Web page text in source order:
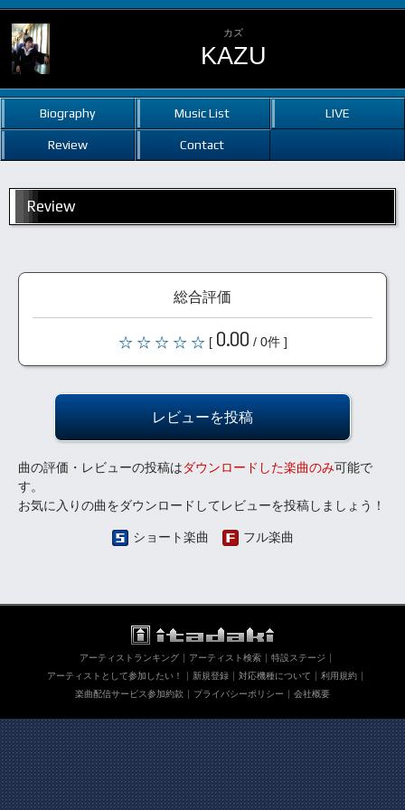
カズ
KAZU
Biography Music List LIVE
Review Contact
Review
総合評価
[ 0.00 / 0件 ]
レビューを投稿
曲の評価・レビューの投稿はダウンロードした楽曲のみ可能で
す。
お気に入りの曲をダウンロードしてレビューを投稿しましょう！
ショート楽曲 フル楽曲
アーティストランキング アーティスト検索
特設ステージ
アーティストとして参加したい！
新規登録 対応機種について
利用規約
楽曲配信サービス参加約款
プライバシーポリシー 会社概要